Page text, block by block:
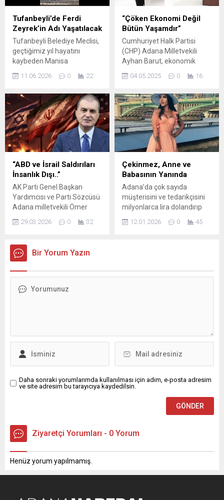
merkezinden ve çevre
ilçelerden gelen vatandaşlar
doğayla iç içe vakit geçirmek
için sabah saatlerinden
itibaren Dağılcak’a akın etti.
Asırlık çınar...
Başkan Kozay, olası su
baskınları ve olumsuzluklara
karşı tüm tedbirlerin
alındığını belirtti. Başkan
Kozay’ın talimatıyla yer
konaklama alanları...
Tufanbeyli’de Ferdi
Zeyrek’in Adı Yaşatılacak
Tufanbeyli Belediye Meclisi,
geçtiğimiz yıl hayatını
kaybeden Manisa
Başkanı Ferdi Zeyrek’in adını
İlçenin simge noktalarından
biri olan Fasulye Meydanı’nın
adı, alınan meclis kararıyla
“Ferdi Zeyrek Meydanı”
olarak değiştirildi. Tufanbeyli
Belediye Başkanı Ahmet
Aktürk, 9 Haziran 2025
tarihinde vefat eden Manisa
Büyükşehir Belediye
Başkanı Ferdi...
11.06.2026 0 22
“Çöken Ekonomi Değil
Bütün Yaşamdır”
Cumhuriyet Halk Partisi
(CHP) Adana Milletvekili
Ayhan Barut, ekonomik
araştırma ve soru
gündemine taşıdı, AKP
iktidarını bir kez daha
uyararak çözüm için acil
harekete geçilmesini istedi.
Üreten ve hakça bölüşen bir
Türkiye istediklerini
vurgulayan Barut, “Yüksek
faiz ve enflasyon, artan açlık
04.05.2025 0 16
“ABD ve İsrail Saldırıları
İnsanlık Dışı..”
AK Parti Genel Başkan
Yardımcısı ve Parti Sözcüsü
Adana milletvekili Ömer
Çelik, Orta Doğu’da devam
etmekte olan savaşa ilişkin
İsrail’in birlikte
gerçekleştirdiği saldırıları
yaşanan bu facianın ve
29.03.2026 0 32
Çekinmez, Anne ve
Babasının Yanında
Adana’da çok sayıda
müşterisini ve tedarikçisini
milyonlarca lira dolandırıp
yurt dışına kaçan; bu
kişilerden birinin intiharına
12.01.2026 0 45
Bir Yorum Yazın
Daha sonraki yorumlarımda kullanılması için adım, e-posta adresim
ve site adresim bu tarayıcıya kaydedilsin.
Ziyaretçi Yorumları - 0 Yorum
Henüz yorum yapılmamış.